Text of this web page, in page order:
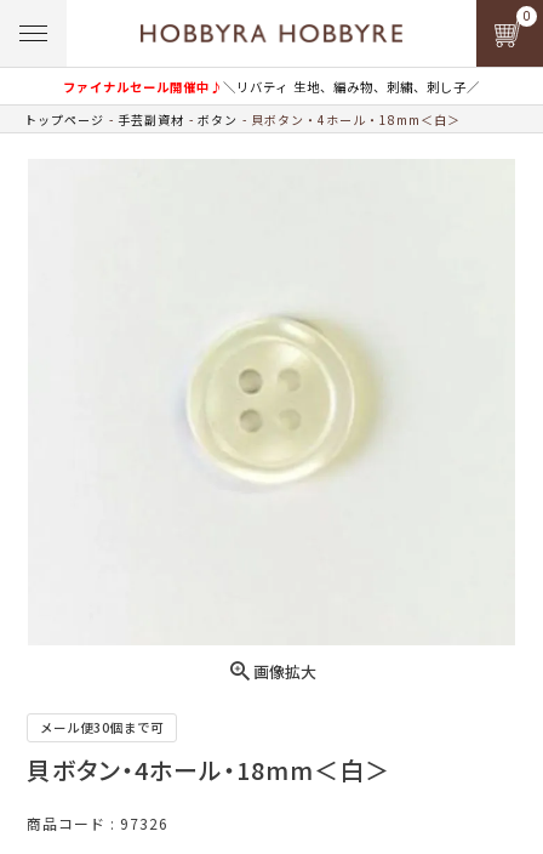
ファイナルセール開催中♪＼リバティ 生地、編み物、刺繍、刺し子／
0
トップページ 手芸副資材 ボタン 貝ボタン・4ホール・18mm＜白＞
画像拡大
メール便30個まで可
貝ボタン・4ホール・18mm＜白＞
商品コード 97326